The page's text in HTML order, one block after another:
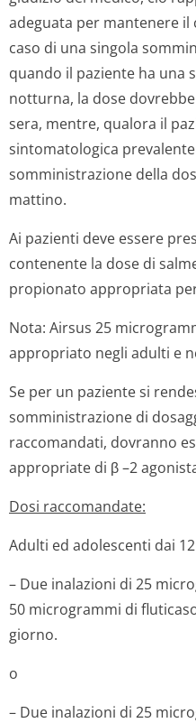
adeguata per mantenere
caso di una singola
quando il paziente ha una
notturna, la dose
sera, mentre, qualora il
sintomatologica
somministrazione della
mattino.
Ai pazienti deve essere
contenente la dose di
propionato appropriata
Nota: Airsus 25
appropriato negli adulti e
Se per un paziente si
somministrazione di
raccomandati, dovranno
appropriate di β –2
Dosi raccomandate:
Adulti ed adolescenti dai
– Due inalazioni di 25
50 microgrammi di
giorno.
o
– Due inalazioni di 25